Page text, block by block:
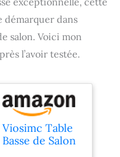
démarquer dans
salon. Voici mon
l’avoir testée.
Viosimc Table
Basse de Salon